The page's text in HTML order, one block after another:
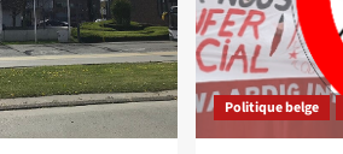
Politique belge